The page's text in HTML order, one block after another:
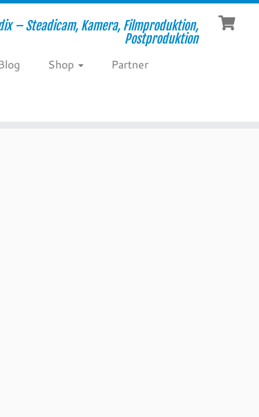
– Steadicam, Kamera, Filmproduktion,
Postproduktion
Shop
Partner